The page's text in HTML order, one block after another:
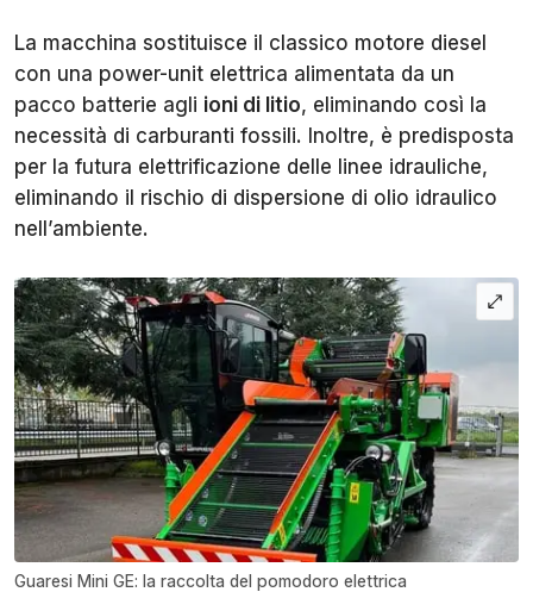
La macchina sostituisce il classico motore diesel
con una power-unit elettrica alimentata da un
pacco batterie agli ioni di litio, eliminando così la
necessità di carburanti fossili. Inoltre, è predisposta
per la futura elettrificazione delle linee idrauliche,
eliminando il rischio di dispersione di olio idraulico
nell’ambiente.
Guaresi Mini GE: la raccolta del pomodoro elettrica